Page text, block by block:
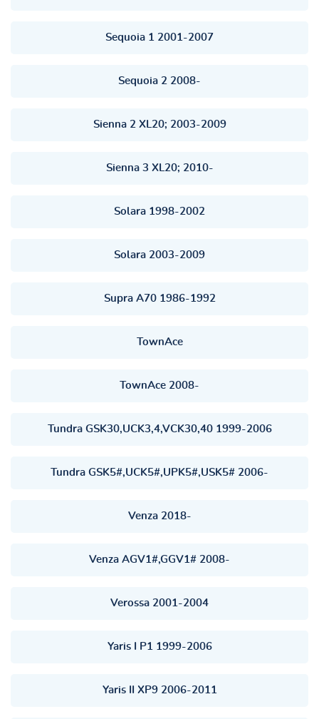
Sequoia 1 2001-2007
Sequoia 2 2008-
Sienna 2 XL20; 2003-2009
Sienna 3 XL20; 2010-
Solara 1998-2002
Solara 2003-2009
Supra A70 1986-1992
TownAce
TownAce 2008-
Tundra GSK30,UCK3,4,VCK30,40 1999-2006
Tundra GSK5#,UCK5#,UPK5#,USK5# 2006-
Venza 2018-
Venza AGV1#,GGV1# 2008-
Verossa 2001-2004
Yaris I P1 1999-2006
Yaris II XP9 2006-2011